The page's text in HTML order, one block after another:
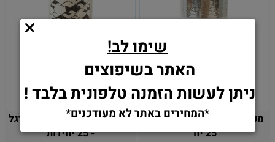
מנג'טים לקאפקייקס - כסף -
25 יח'
מנג'טים לקאפקייקס - כדורגל
- 25 יחידות
שימו לב!
האתר בשיפוצים
ניתן לעשות הזמנה טלפונית בלבד !
*המחירים באתר לא מעודכנים*